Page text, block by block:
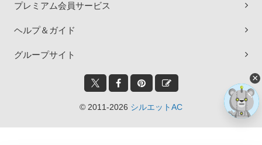
プレミアム会員サービス
ヘルプ＆ガイド
グループサイト
© 2011-2026 シルエットAC
×